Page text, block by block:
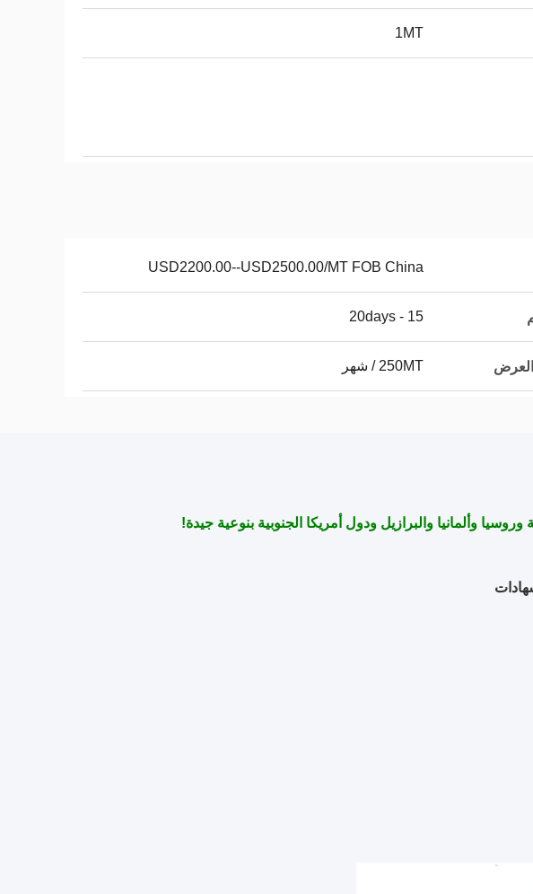
1MT
USD2200.00--USD2500.00/MT FOB China
15 - 20days
العرض 250MT / شهر
وألمانيا والبرازيل ودول أمريكا الجنوبية بنوعية جيدة!